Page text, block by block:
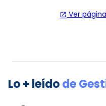
open_in_new Ver
Lo + leídode